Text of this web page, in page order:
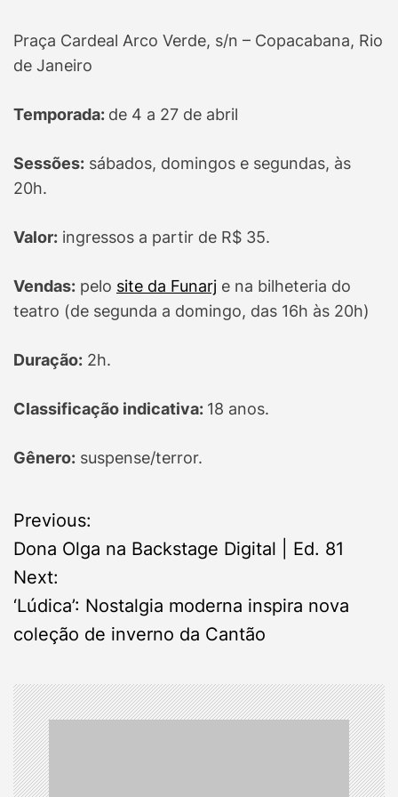
Praça Cardeal Arco Verde, s/n – Copacabana, Rio
de Janeiro
Temporada: de 4 a 27 de abril
Sessões: sábados, domingos e segundas, às
20h.
Valor: ingressos a partir de R$ 35.
Vendas: pelo site da Funarj e na bilheteria do
teatro (de segunda a domingo, das 16h às 20h)
Duração: 2h.
Classificação indicativa: 18 anos.
Gênero: suspense/terror.
P
o
s
n
a
v
Previous:
Dona Olga na Backstage Digital | Ed. 81
Next:
‘Lúdica’: Nostalgia moderna inspira nova
coleção de inverno da Cantão